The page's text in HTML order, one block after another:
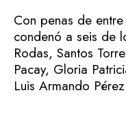
Con penas de
condenó a seis de
Rodas, Santos
Pacay, Gloria
Luis Armando